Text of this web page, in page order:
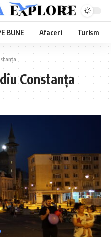
BUNE Afaceri Turism
Constanța